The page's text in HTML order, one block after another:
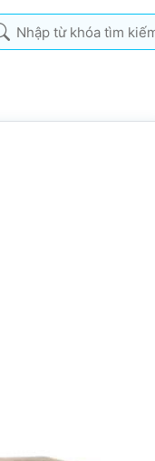
từ khóa tìm kiếm.